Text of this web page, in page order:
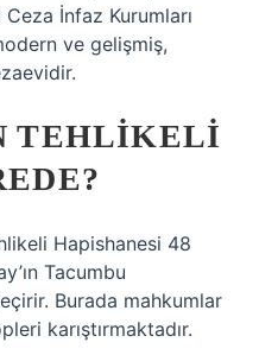
İnfaz Kurumları
ve gelişmiş,
TEHLIKELI
Hapishanesi 48
Tacumbu
Burada mahkumlar
karıştırmaktadır.